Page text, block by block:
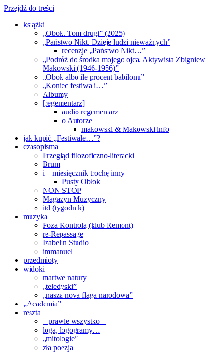
Przejdź do treści
książki
„Obok. Tom drugi” (2025)
„Państwo Nikt. Dzieje ludzi nieważnych”
recenzje „Państwo Nikt…”
„Podróż do środka mojego ojca. Aktywista Zbigniew
Makowski (1946-1956)”
„Obok albo ile procent babilonu”
„Koniec festiwali…”
Albumy
[regementarz]
audio regementarz
o Autorze
makowski & Makowski info
jak kupić „Festiwale…”?
czasopisma
Przegląd filozoficzno-literacki
Brum
i – miesięcznik trochę inny
Pusty Obłok
NON STOP
Magazyn Muzyczny
itd (tygodnik)
muzyka
Poza Kontrolą (klub Remont)
re-Repassage
Izabelin Studio
immanuel
przedmioty
widoki
martwe natury
„teledyski”
„nasza nova flaga narodowa”
„Academia”
reszta
– prawie wszystko –
loga, logogramy…
„mitologie”
zła poezja